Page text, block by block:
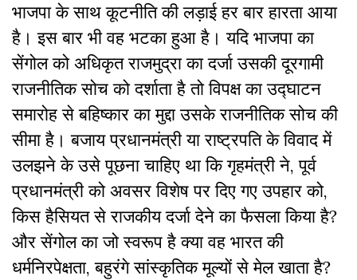
भाजपा के साथ कूटनीति की लड़ाई हर बार हारता आया
है। इस बार भी वह भटका हुआ है। यदि भाजपा का
सेंगोल को अधिकृत राजमुद्रा का दर्जा उसकी दूरगामी
राजनीतिक सोच को दर्शाता है तो विपक्ष का उद्घाटन
समारोह से बहिष्कार का मुद्दा उसके राजनीतिक सोच की
सीमा है। बजाय प्रधानमंत्री या राष्ट्रपति के विवाद में
उलझने के उसे पूछना चाहिए था कि गृहमंत्री ने, पूर्व
प्रधानमंत्री को अवसर विशेष पर दिए गए उपहार को,
किस हैसियत से राजकीय दर्जा देने का फैसला किया है?
और सेंगोल का जो स्वरूप है क्या वह भारत की
धर्मनिरपेक्षता, बहुरंगे सांस्कृतिक मूल्यों से मेल खाता है?